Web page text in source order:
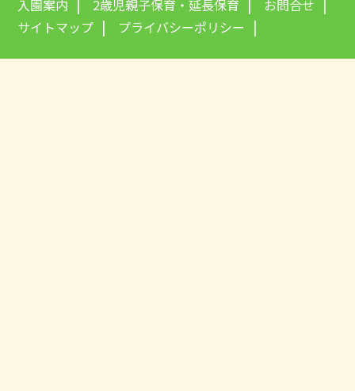
入園案内 2歳児親子保育・延長保育
お問合せ
サイトマップ
プライバシーポリシー